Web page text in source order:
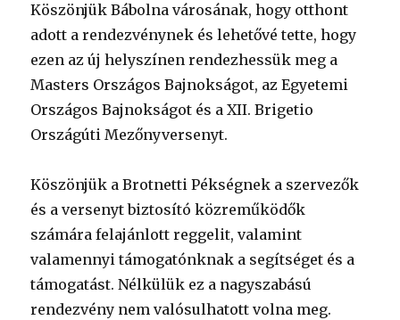
Köszönjük Bábolna városának, hogy otthont
adott a rendezvénynek és lehetővé tette, hogy
ezen az új helyszínen rendezhessük meg a
Masters Országos Bajnokságot, az Egyetemi
Országos Bajnokságot és a XII. Brigetio
Országúti Mezőnyversenyt.
Köszönjük a Brotnetti Pékségnek a szervezők
és a versenyt biztosító közreműködők
számára felajánlott reggelit, valamint
valamennyi támogatónknak a segítséget és a
támogatást. Nélkülük ez a nagyszabású
rendezvény nem valósulhatott volna meg.